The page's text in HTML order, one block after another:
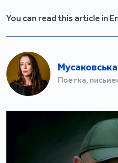
You can read this article in
Поетка,